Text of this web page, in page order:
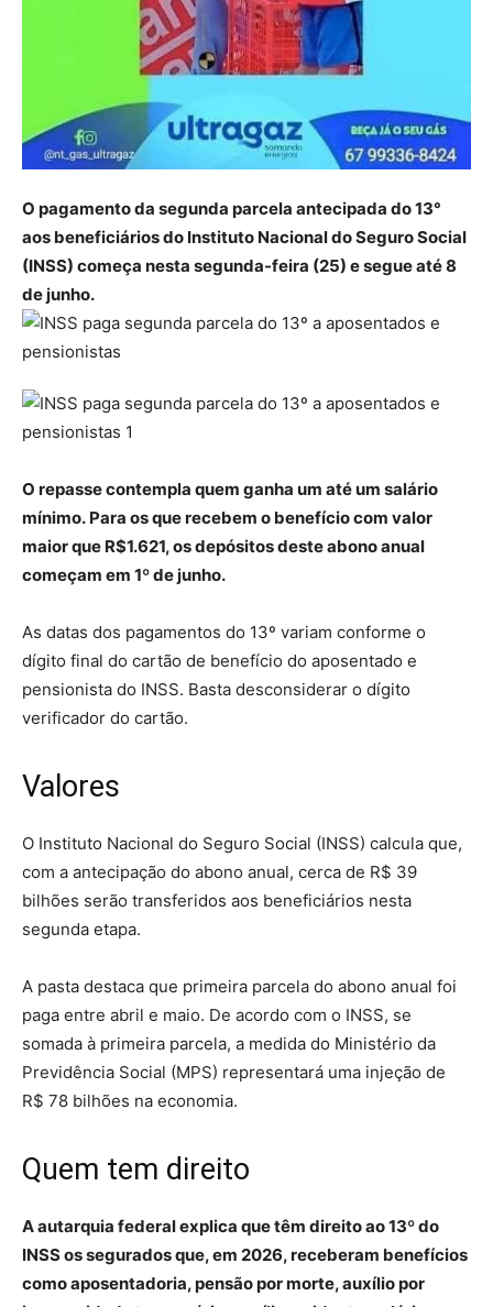
O pagamento da segunda parcela antecipada do 13°
aos beneficiários do Instituto Nacional do Seguro Social
(INSS) começa nesta segunda-feira (25) e segue até 8
de junho.
O repasse contempla quem ganha um até um salário
mínimo. Para os que recebem o benefício com valor
maior que R$1.621, os depósitos deste abono anual
começam em 1º de junho.
As datas dos pagamentos do 13º variam conforme o
dígito final do cartão de benefício do aposentado e
pensionista do INSS. Basta desconsiderar o dígito
verificador do cartão.
Valores
O Instituto Nacional do Seguro Social (INSS) calcula que,
com a antecipação do abono anual, cerca de R$ 39
bilhões serão transferidos aos beneficiários nesta
segunda etapa.
A pasta destaca que primeira parcela do abono anual foi
paga entre abril e maio. De acordo com o INSS, se
somada à primeira parcela, a medida do Ministério da
Previdência Social (MPS) representará uma injeção de
R$ 78 bilhões na economia.
Quem tem direito
A autarquia federal explica que têm direito ao 13º do
INSS os segurados que, em 2026, receberam benefícios
como aposentadoria, pensão por morte, auxílio por